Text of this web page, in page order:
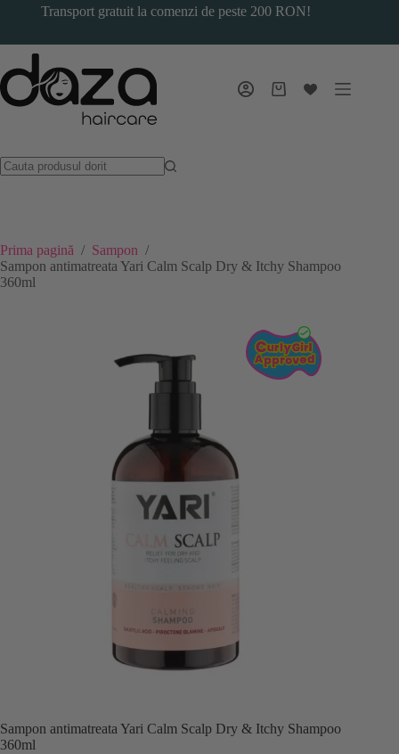
Transport gratuit la comenzi de peste 200 RON!
Coș
Prima pagină / Sampon /
Sampon antimatreata Yari Calm Scalp Dry & Itchy Shampoo
360ml
Sampon antimatreata Yari Calm Scalp Dry & Itchy Shampoo
360ml